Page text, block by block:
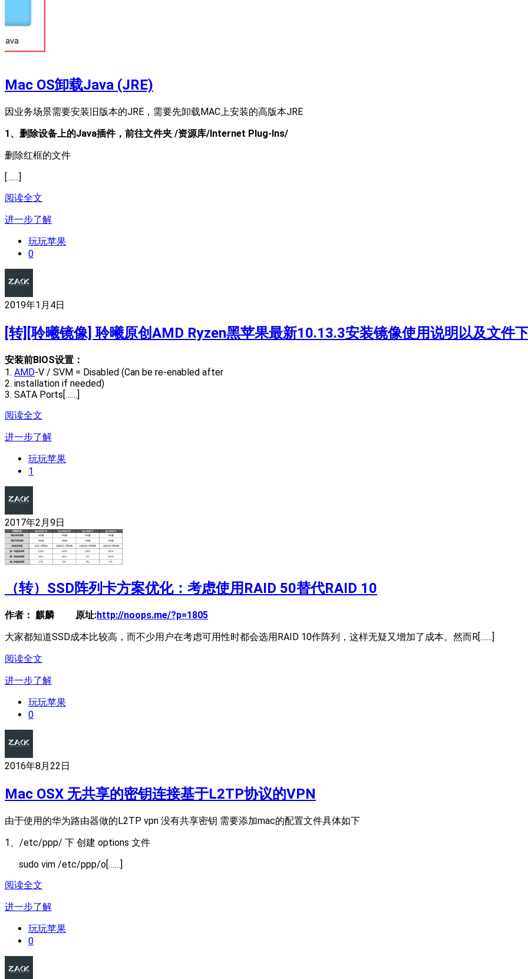
Mac OS卸载Java (JRE)
因业务场景需要安装旧版本的JRE，需要先卸载MAC上安装的高版本JRE
1、删除设备上的Java插件，前往文件夹 /资源库/Internet Plug-Ins/
删除红框的文件
[……]
阅读全文
进一步了解
玩玩苹果
0
2019年1月4日
[转][聆曦镜像] 聆曦原创AMD Ryzen黑苹果最新10.13.3安装镜像使用说明以及文件
安装前BIOS设置：
1. AMD-V / SVM = Disabled (Can be re-enabled after
2. installation if needed)
3. SATA Ports[……]
阅读全文
进一步了解
玩玩苹果
1
2017年2月9日
（转）SSD阵列卡方案优化：考虑使用RAID 50替代RAID 10
作者： 麒麟 原址:http://noops.me/?p=1805
大家都知道SSD成本比较高，而不少用户在考虑可用性时都会选用RAID 10作阵列，这样无疑又增加了成本。然而R[……]
阅读全文
进一步了解
玩玩苹果
0
2016年8月22日
Mac OSX 无共享的密钥连接基于L2TP协议的VPN
由于使用的华为路由器做的L2TP vpn 没有共享密钥 需要添加mac的配置文件具体如下
1、 /etc/ppp/ 下 创建 options 文件
sudo vim /etc/ppp/o[……]
阅读全文
进一步了解
玩玩苹果
0